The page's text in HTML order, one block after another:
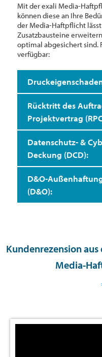
Mit der exali Media-
können diese an Ihre
der Media-Haftpflicht
Zusatzbausteine
optimal abgesichert sind.
verfügbar:
Rücktritt des
Projektvertrag
Datenschutz- &
Deckung (DCD):
D&O-
(D&O):
Kundenrezension
Media-